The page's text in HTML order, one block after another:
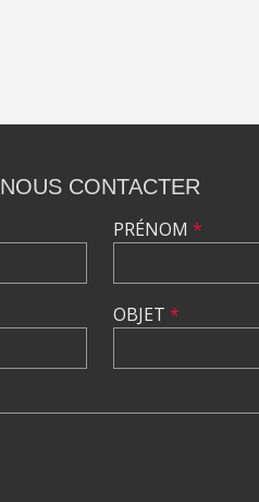
NOUS CONTACTER
PRÉNOM *
OBJET *